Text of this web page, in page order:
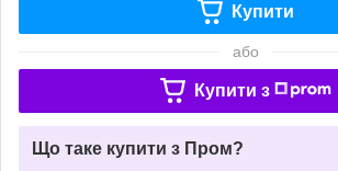
Купити
або
Купити з
Що таке купити з Пром?